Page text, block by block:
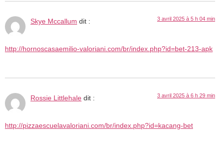
Skye Mccallum dit : 3 avril 2025 à 5 h 04 min
http://hornoscasaemilio-valoriani.com/br/index.php?id=bet-213-apk
Rossie Littlehale dit : 3 avril 2025 à 6 h 29 min
http://pizzaescuelavaloriani.com/br/index.php?id=kacang-bet